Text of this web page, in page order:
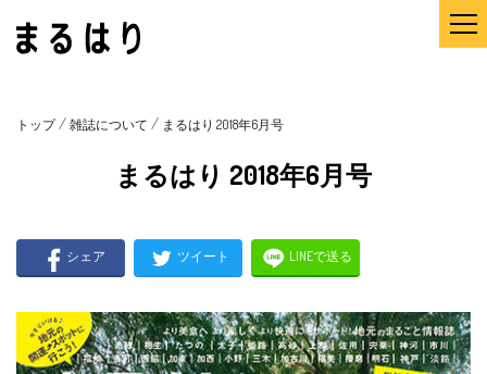
トップ/ 雑誌について / まるはり 2018年6月号
まるはり 2018年6月号
シェア ツイート LINEで送る